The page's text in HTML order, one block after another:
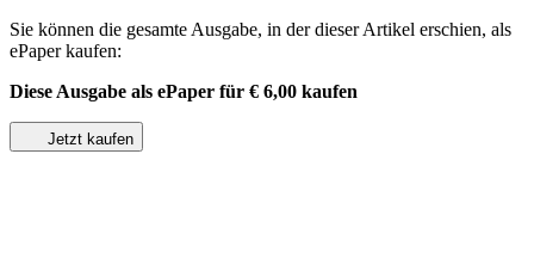
Sie können die gesamte Ausgabe, in der dieser Artikel erschien, als
ePaper kaufen:
Diese Ausgabe als ePaper für € 6,00 kaufen
Jetzt kaufen